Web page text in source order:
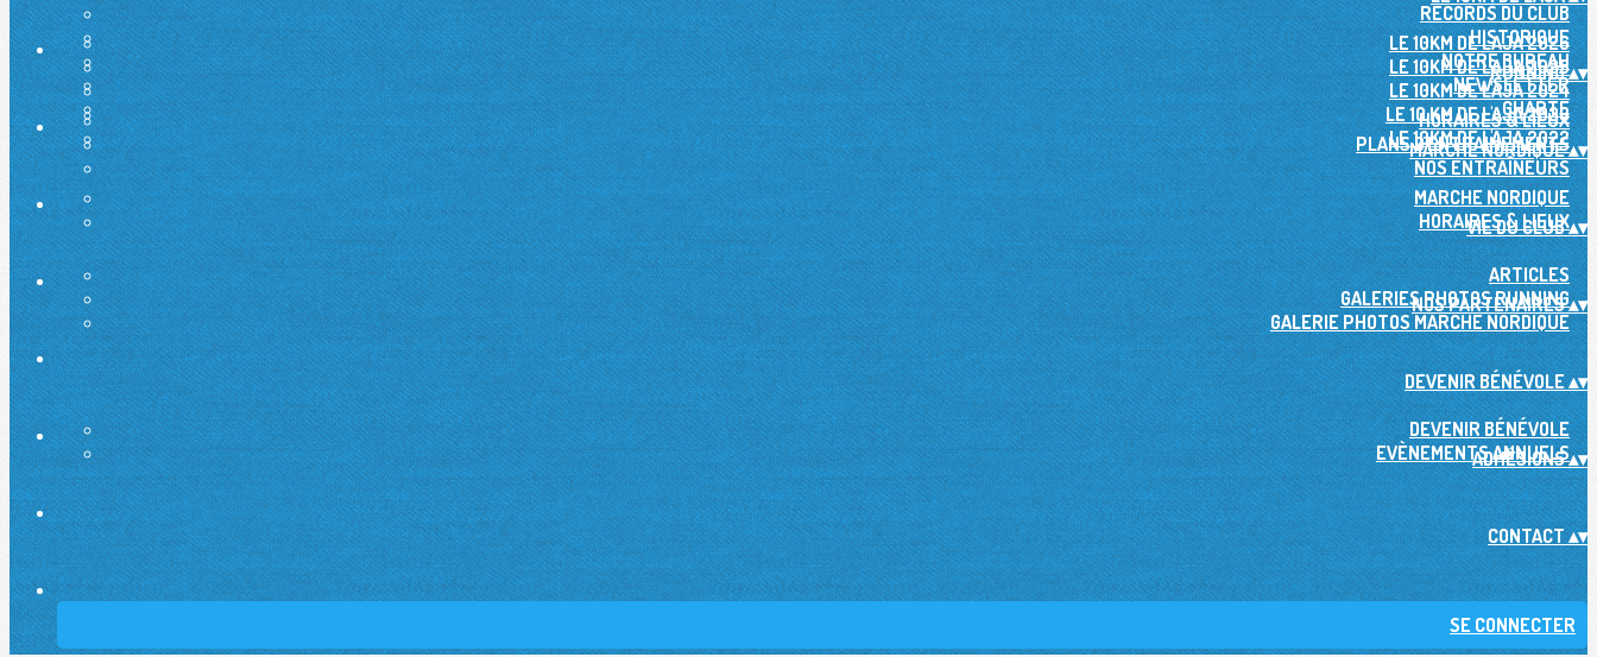
RECORDS DU CLUB
HISTORIQUE
NOTRE BUREAU
NEWSLETTER
CHARTE
LE 10KM DE L'AJA 2026
LE 10KM DE L'AJA 2025
LE 10KM DE L'AJA 2024
LE 10 KM DE L'AJA 2023
LE 10KM DE L'AJA 2022
RUNNING▴▾
HORAIRES & LIEUX
PLANS D'ENTRAINEMENTS
NOS ENTRAÎNEURS
MARCHE NORDIQUE▴▾
MARCHE NORDIQUE
HORAIRES & LIEUX
VIE DU CLUB▴▾
ARTICLES
GALERIES PHOTOS RUNNING
GALERIE PHOTOS MARCHE NORDIQUE
NOS PARTENAIRES▴▾
DEVENIR BÉNÉVOLE▴▾
DEVENIR BÉNÉVOLE
EVÈNEMENTS ANNUELS
ADHÉSIONS▴▾
CONTACT▴▾
SE CONNECTER